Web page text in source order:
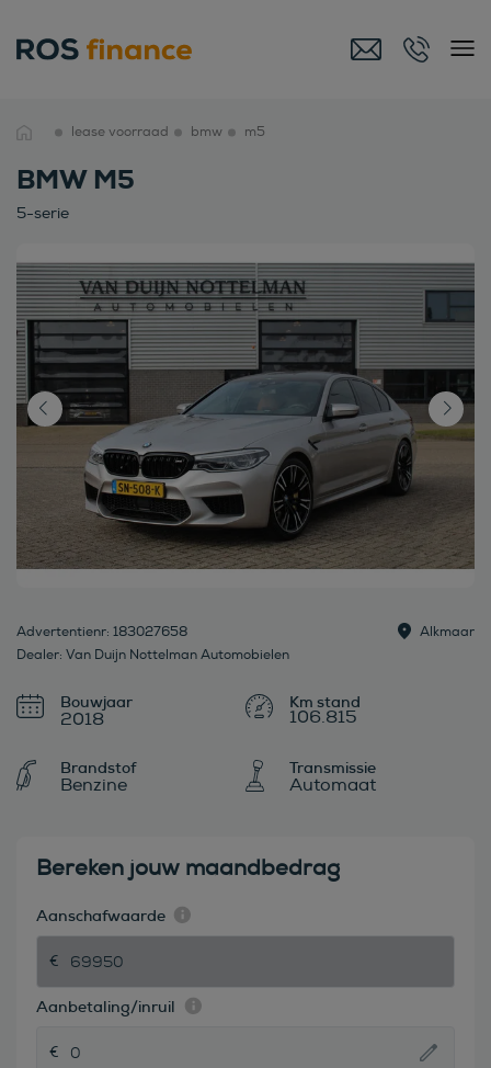
lease voorraad bmw m5
BMW M5
5-serie
Advertentienr: 183027658
Dealer: Van Duijn Nottelman Automobielen
Alkmaar
Bouwjaar
2018 106.815
Brandstof
Benzine
Transmissie
Automaat
Bereken jouw maandbedrag
Aanschafwaarde
Aanbetaling/inruil